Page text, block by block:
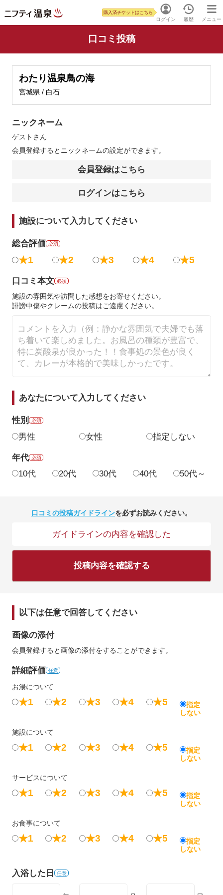
ログイン
購入済チケットはこちら
履歴 メニュー
口コミ投稿
わたり温泉鳥の海
宮城県 / 白石
ニックネーム
ゲスト さん
会員登録するとニックネームの設定ができます。
会員登録はこちら
ログインはこちら
施設について入力してください
総合評価 必須
★1 ★2 ★3 ★4 ★5
口コミ本文 必須
施設の雰囲気や訪問した感想をお寄せください。
誹謗中傷やクレームの投稿はご遠慮ください。
あなたについて入力してください
性別 必須
男性 女性 指定しない
年代 必須
10代 20代 30代 40代 50代～
口コミの投稿ガイドラインを必ずお読みください。
ガイドラインの内容を確認した
投稿内容を確認する
以下は任意で回答してください
画像の添付
会員登録すると画像の添付をすることができます。
詳細評価 任意
お湯について
★1 ★2 ★3 ★4 ★5
指定
しない
施設について
★1 ★2 ★3 ★4 ★5
指定
しない
サービスについて
★1 ★2 ★3 ★4 ★5
指定
しない
お食事について
★1 ★2 ★3 ★4 ★5
指定
しない
入浴した日 任意